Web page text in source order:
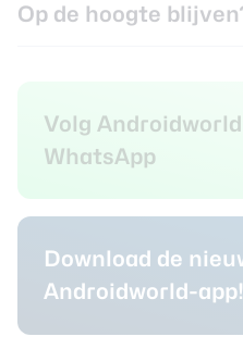
Op de hoogte
Volg
WhatsApp
Download de
Androidworld-app!